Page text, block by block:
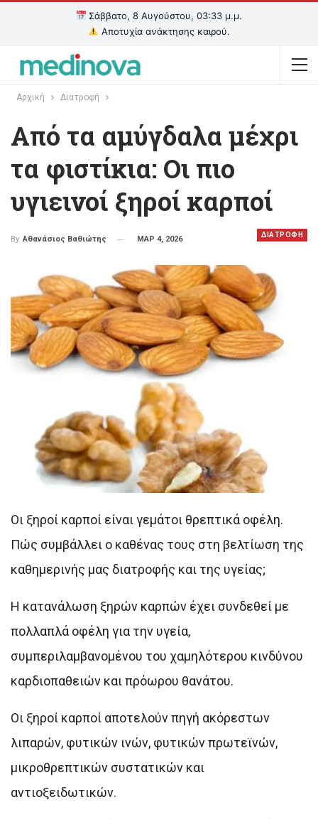
Σάββατο, 8 Αυγούστου, 03:33 μ.μ.
Αποτυχία ανάκτησης καιρού.
Αρχική Διατροφή
Από τα αμύγδαλα μέχρι
τα φιστίκια: Οι πιο
υγιεινοί ξηροί καρποί
ΔΙΑΤΡΟΦΗ
By Αθανάσιος Βαθιώτης ΜΑΡ 4, 2026
Οι ξηροί καρποί είναι γεμάτοι θρεπτικά οφέλη.
Πώς συμβάλλει ο καθένας τους στη βελτίωση της
καθημερινής μας διατροφής και της υγείας;
Η κατανάλωση ξηρών καρπών έχει συνδεθεί με
πολλαπλά οφέλη για την υγεία,
συμπεριλαμβανομένου του χαμηλότερου κινδύνου
καρδιοπαθειών και πρόωρου θανάτου.
Οι ξηροί καρποί αποτελούν πηγή ακόρεστων
λιπαρών, φυτικών ινών, φυτικών πρωτεϊνών,
μικροθρεπτικών συστατικών και
αντιοξειδωτικών.